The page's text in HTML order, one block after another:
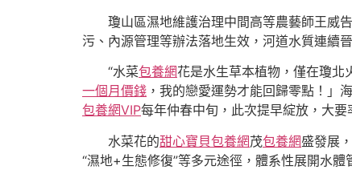
瓊山區濕地維護治理中間高等農藝師王威告
污、內源管理等辦法落地生效，河道水質連續
“水菜包養網花是水生草本植物，僅在瓊北
一個月價錢 ，我的戀愛運勢才能回歸零點！」
包養網VIP每年仲春中旬，此次提早綻放，大要
水菜花的甜心寶貝包養網茂包養網盛發展
“濕地+生態修復”等多元途徑，體系性展開水